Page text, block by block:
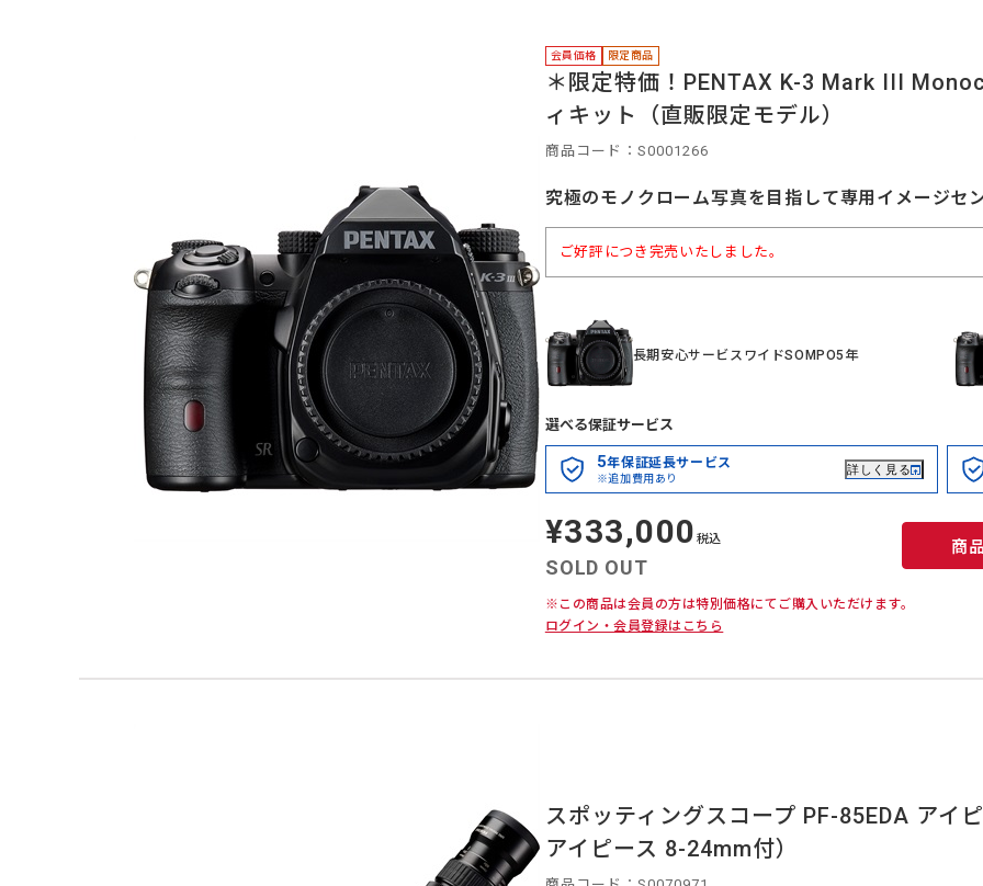
会員価格 限定商品
＊限定特価！PENTAX K-3 Mark III
ィキット（直販限定モデル）
商品コード：S0001266
究極のモノクローム写真を目指して専用イメージセ
ご好評につき完売いたしました。
長期安心サービスワイドSOMPO5年
選べる保証サービス
5年保証延長サービス
※追加費用あり
詳しく見る
定
価
¥333,000 税込
SOLD OUT
商
※この商品は会員の方は特別価格にてご購入いただけます。
ログイン・会員登録はこちら
スポッティングスコープ PF-85EDA アイ
アイピース 8-24mm付）